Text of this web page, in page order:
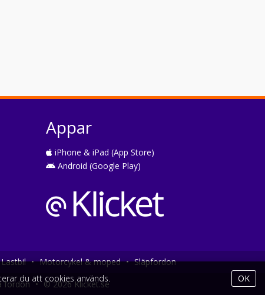
Appar
iPhone & iPad (App Store)
Android (Google Play)
Lastbil • Motorcykel & moped • Släpfordon
fordon • © 2026 Klicket.se
du att cookies används. OK